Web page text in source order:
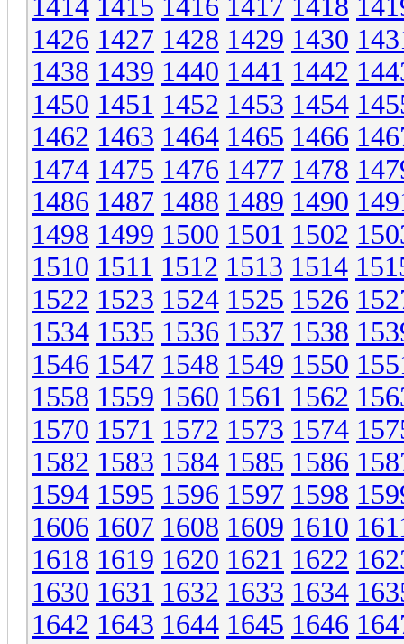
1414 1415 1416 1417 1418
1426 1427 1428 1429 1430
1438 1439 1440 1441 1442
1450 1451 1452 1453 1454
1462 1463 1464 1465 1466
1474 1475 1476 1477 1478
1486 1487 1488 1489 1490
1498 1499 1500 1501 1502
1510 1511 1512 1513 1514
1522 1523 1524 1525 1526
1534 1535 1536 1537 1538
1546 1547 1548 1549 1550
1558 1559 1560 1561 1562
1570 1571 1572 1573 1574
1582 1583 1584 1585 1586
1594 1595 1596 1597 1598
1606 1607 1608 1609 1610
1618 1619 1620 1621 1622
1630 1631 1632 1633 1634
1642 1643 1644 1645 1646